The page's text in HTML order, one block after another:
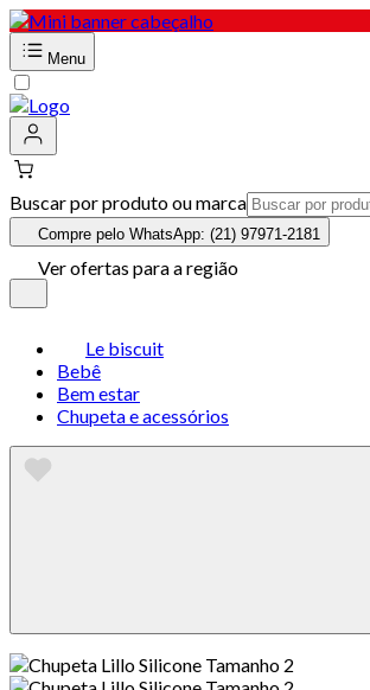
Menu
Buscar por produto ou marca
Compre pelo WhatsApp: (21) 97971-2181
Ver ofertas para a região
Le biscuit
Bebê
Bem estar
Chupeta e acessórios